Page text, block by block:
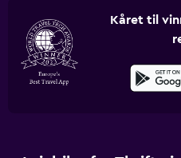
Kåret til